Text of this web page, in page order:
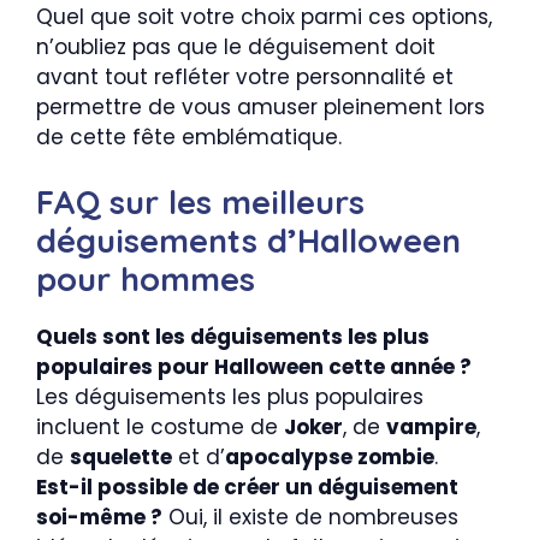
Quel que soit votre choix parmi ces options,
n’oubliez pas que le déguisement doit
avant tout refléter votre personnalité et
permettre de vous amuser pleinement lors
de cette fête emblématique.
FAQ sur les meilleurs
déguisements d’Halloween
pour hommes
Quels sont les déguisements les plus
populaires pour Halloween cette année ?
Les déguisements les plus populaires
incluent le costume de Joker, de vampire,
de squelette et d’apocalypse zombie.
Est-il possible de créer un déguisement
soi-même ? Oui, il existe de nombreuses